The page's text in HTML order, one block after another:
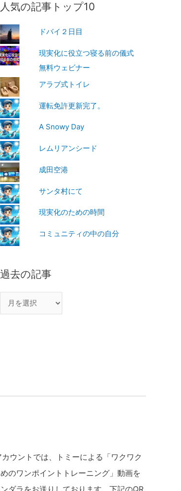
人気の記事トップ10
ドバイ２日目
現実化に役立つ寝る前の儀式
無料ウェビナー
アラブ式トイレ
運転免許更新完了。
A Snowy Day
レムリアンシード
成田空港
サンタ村にて
現実化のための時間
コミュニティの中の自分
過去の記事
ウントでは、トミーによる「ワクワク
のワンポイントトレーニング」動画を
ダラをお送りしております。下記のQR